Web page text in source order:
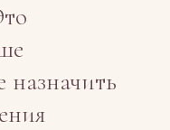
назначить